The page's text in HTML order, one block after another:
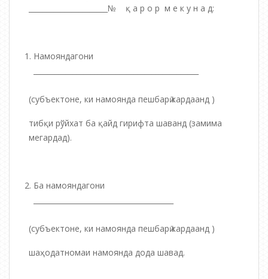
______________________№ қ а р о р м е к у н а д:
Намояндагони
(субъектоне, ки намоянда пешбарӣ кардаанд )
тибқи рўйхат ба қайд гирифта шаванд (замима
мегардад).
Ба намояндагони
(субъектоне, ки намоянда пешбарӣ кардаанд )
шаҳодатномаи намоянда дода шавад.